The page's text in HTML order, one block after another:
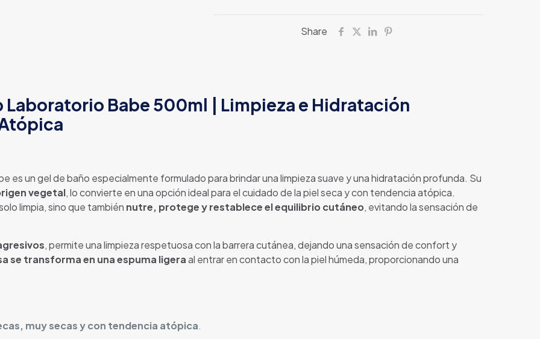
Share
Laboratorio Babe 500ml | Limpieza e Hidratación
es un gel de baño especialmente formulado para brindar una limpieza suave y una hidratación profunda. Su
vegetal, lo convierte en una opción ideal para el cuidado de la piel seca y con tendencia atópica.
limpia, sino que también nutre, protege y restablece el equilibrio cutáneo, evitando la sensación de
, permite una limpieza respetuosa con la barrera cutánea, dejando una sensación de confort y
se transforma en una espuma ligeraal entrar en contacto con la piel húmeda, proporcionando una
muy secas y con tendencia atópica.